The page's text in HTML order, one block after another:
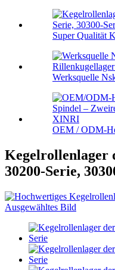
Super Qualität
Werksquelle
OEM / ODM-
Kegelrollenlager
30200-Serie,